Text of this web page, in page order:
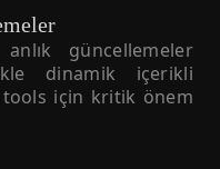
güncellemeler
dinamik içerikli
için kritik önem